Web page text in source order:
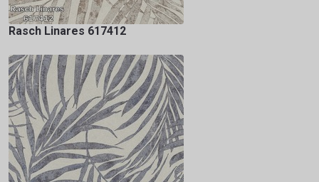
Rasch Linares 617412